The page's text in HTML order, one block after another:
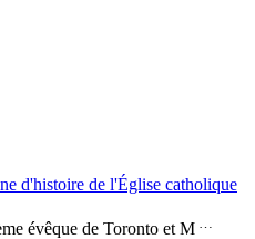
d'histoire de l'Église catholique
évêque de Toronto et M